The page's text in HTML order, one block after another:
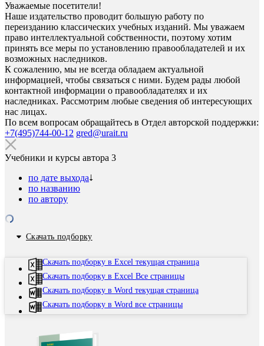
Уважаемые посетители!
Наше издательство проводит большую работу по
переизданию классических учебных изданий. Мы уважаем
право интеллектуальной собственности, поэтому хотим
принять все меры по установлению правообладателей и их
возможных наследников.
К сожалению, мы не всегда обладаем актуальной
информацией, чтобы связаться с ними. Будем рады любой
контактной информации о правообладателях и их
наследниках. Рассмотрим любые сведения об интересующих
нас лицах.
По всем вопросам обращайтесь в Отдел авторской поддержки:
+7(495)744-00-12 gred@urait.ru
Учебники и курсы автора 3
по дате выхода
по названию
по автору
Скачать подборку
Скачать подборку в Excel текущая страница
Скачать подборку в Excel Все страницы
Скачать подборку в Word текущая страница
Скачать подборку в Word все страницы